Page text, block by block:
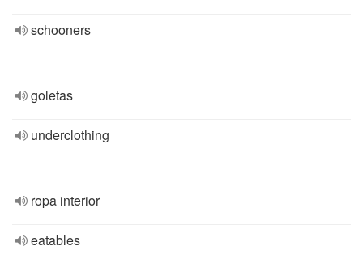
schooners
goletas
underclothing
ropa interior
eatables